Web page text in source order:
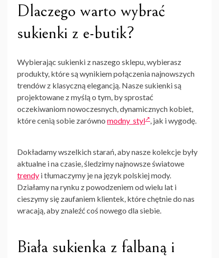
Dlaczego warto wybrać
sukienki z e-butik?
Wybierając sukienki z naszego sklepu, wybierasz
produkty, które są wynikiem połączenia najnowszych
trendów z klasyczną elegancją. Nasze sukienki są
projektowane z myślą o tym, by sprostać
oczekiwaniom nowoczesnych, dynamicznych kobiet,
które cenią sobie zarówno modny styl , jak i wygodę.
Dokładamy wszelkich starań, aby nasze kolekcje były
aktualne i na czasie, śledzimy najnowsze światowe
trendy i tłumaczymy je na język polskiej mody.
Działamy na rynku z powodzeniem od wielu lat i
cieszymy się zaufaniem klientek, które chętnie do nas
wracają, aby znaleźć coś nowego dla siebie.
Biała sukienka z falbaną i